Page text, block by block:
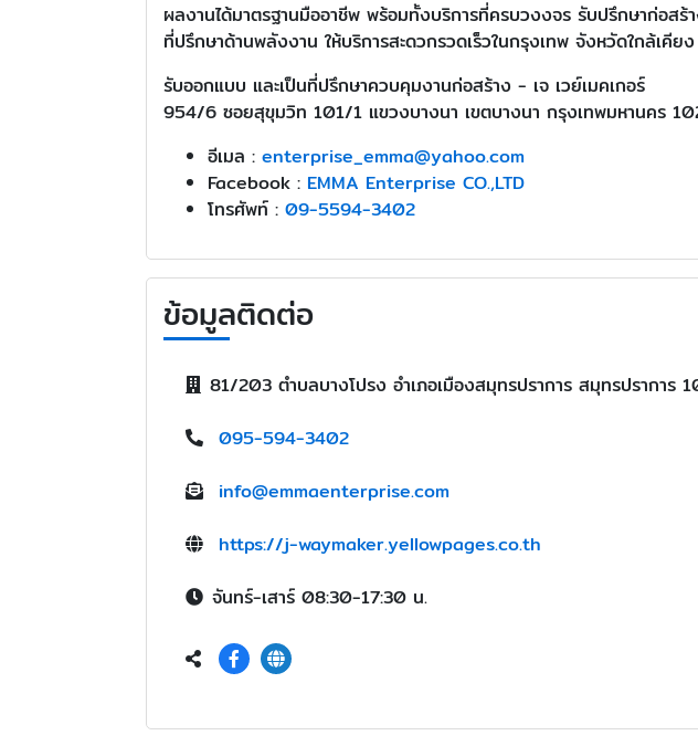
ผลงานได้มาตรฐานมืออาชีพ พร้อมทั้งบริการที่ครบวงงจร รับปรึกษาก่อ
ที่ปรึกษาด้านพลังงาน ให้บริการสะดวกรวดเร็วในกรุงเทพ จังหวัดใกล้เคียง
รับออกแบบ และเป็นที่ปรึกษาควบคุมงานก่อสร้าง - เจ เวย์เมคเกอร์
954/6 ซอยสุขุมวิท 101/1 แขวงบางนา เขตบางนา กรุงเทพมหานคร
อีเมล : enterprise_emma@yahoo.com
Facebook : EMMA Enterprise CO.,LTD
โทรศัพท์ : 09-5594-3402
ข้อมูลติดต่อ
81/203 ตำบลบางโปรง อำเภอเมืองสมุทรปราการ สมุทรปราการ
095-594-3402
info@emmaenterprise.com
https://j-waymaker.yellowpages.co.th
จันทร์-เสาร์ 08:30-17:30 น.